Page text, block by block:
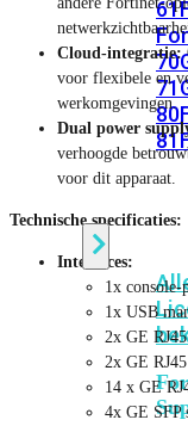
Licentie
Cloud-integratie:
voor flexibele en
werkomgevingen.
Dual power
verhoogde
voor dit apparaat.
Technische specificaties:
Interfaces:
1x console-
1x USB
2x GE
2x GE
14 x GE
4x GE SFP